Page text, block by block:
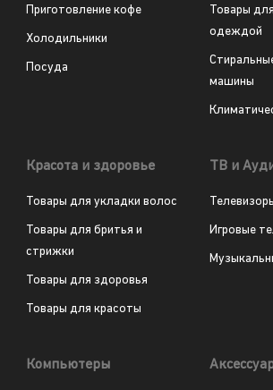
Приготовление кофе
Холодильники
Посуда
Товары
одеждой
машины
Красота и здоровье
Товары для укладки волос
Товары для бритья и
стрижки
Товары для здоровья
Товары для красоты
ТВ и
Игровые
Компьютеры